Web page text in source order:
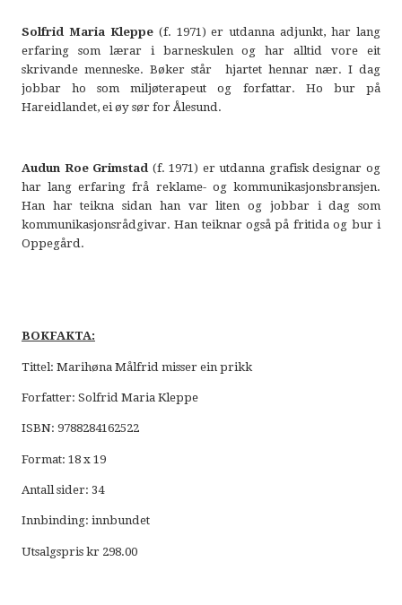
Solfrid Maria Kleppe(f. 1971) er utdanna adjunkt, har lang
erfaring som lærar i barneskulen og har alltid vore eit
skrivande menneske. Bøker står hjartet hennar nær. I dag
jobbar ho som miljøterapeut og forfattar. Ho bur på
Hareidlandet, ei øy sør for Ålesund.
Audun Roe Grimstad(f. 1971) er utdanna grafisk designar og
har lang erfaring frå reklame- og kommunikasjonsbransjen.
Han har teikna sidan han var liten og jobbar i dag som
kommunikasjonsrådgivar. Han teiknar også på fritida og bur i
Oppegård.
BOKFAKTA:
Tittel: Marihøna Målfrid misser ein prikk
Forfatter: Solfrid Maria Kleppe
ISBN: 9788284162522
Format: 18 x 19
Antall sider: 34
Innbinding: innbundet
Utsalgspris kr 298.00